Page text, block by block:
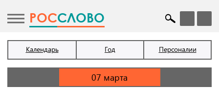
POCСЛОВО
Календарь Год Персоналии